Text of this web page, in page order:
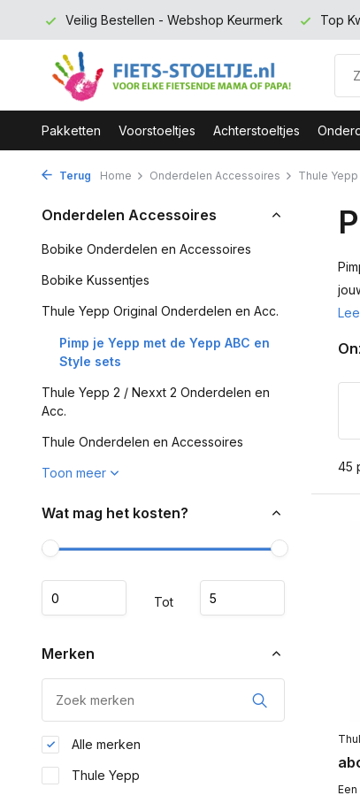
Top Kwaliteit en zeer Duurzaam Gratis
Pakketten Voorstoeltjes Achterstoeltjes
Terug Home Onderdelen Accessoires Thule
Onderdelen Accessoires
Bobike Onderdelen en Accessoires
Bobike Kussentjes
Thule Yepp Original Onderdelen en Acc.
Pimp je Yepp met de Yepp ABC en
Style sets
Thule Yepp 2 / Nexxt 2 Onderdelen en
Acc.
Thule Onderdelen en Accessoires
Toon meer
Wat mag het kosten?
Tot
Merken
Alle merken
Thule Yepp
45